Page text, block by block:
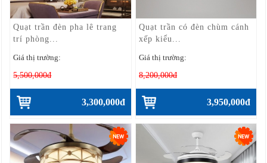
Quạt trần đèn pha lê trang
trí phòng...
Giá thị trường:
5,500,000đ
3,300,000đ
Quạt trần có đèn chùm cánh
xếp kiểu...
Giá thị trường:
8,200,000đ
3,950,000đ